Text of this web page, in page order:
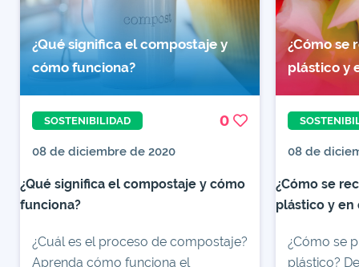
¿Qué significa el compostaje y
cómo funciona?
SOSTENIBILIDAD 0
08 de diciembre de 2020
¿Qué significa el compostaje y cómo
funciona?
¿Cuál es el proceso de compostaje?
Aprenda cómo funciona el
¿Cómo se
plástico y
08 de
¿Cómo se
plástico y en
¿Cómo se
plástico?